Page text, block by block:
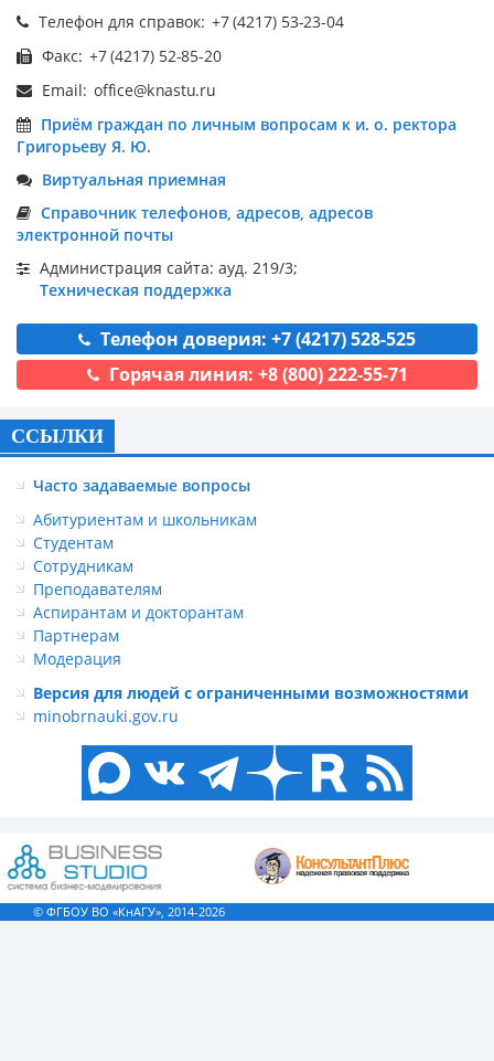
Телефон для справок:
Факс:
Email:
Приём граждан по личным вопросам к и. о. ректора
Григорьеву Я. Ю.
Виртуальная приемная
Справочник телефонов, адресов, адресов
электронной почты
Администрация сайта: ауд. 219/3;
Техническая поддержка
Телефон доверия: +7 (4217) 528-525
Горячая линия: +8 (800) 222-55-71
ССЫЛКИ
Часто задаваемые вопросы
Абитуриентам и школьникам
Студентам
Сотрудникам
Преподавателям
Аспирантам и докторантам
Партнерам
Модерация
Версия для людей с ограниченными возможностями
minobrnauki.gov.ru
© ФГБОУ ВО «КнАГУ», 2014-2026